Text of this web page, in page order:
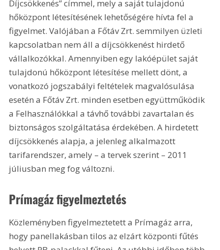
Díjcsökkenés” címmel, mely a saját tulajdonú
hőközpont létesítésének lehetőségére hívta fel a
figyelmet. Valójában a Főtáv Zrt. semmilyen üzleti
kapcsolatban nem áll a díjcsökkenést hirdető
vállalkozókkal. Amennyiben egy lakóépület saját
tulajdonú hőközpont létesítése mellett dönt, a
vonatkozó jogszabályi feltételek magvalósulása
esetén a Főtáv Zrt. minden esetben együttműködik
a Felhasználókkal a távhő további zavartalan és
biztonságos szolgáltatása érdekében. A hirdetett
díjcsökkenés alapja, a jelenleg alkalmazott
tarifarendszer, amely – a tervek szerint – 2011
júliusban meg fog változni.
Prímagáz figyelmeztetés
Közleményben figyelmeztetett a Prímagáz arra,
hogy panellakásban tilos az elzárt központi fűtés